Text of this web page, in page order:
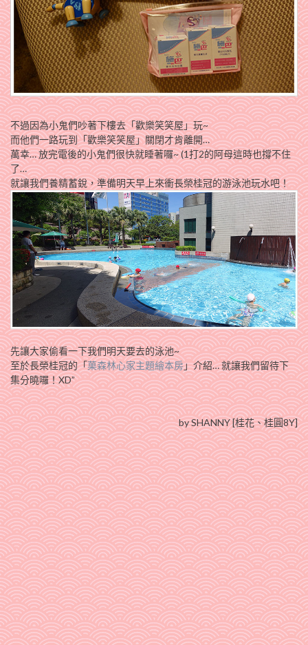
不過因為小鬼們吵著下樓去「歡樂笑笑屋」玩~
而他們一路玩到「歡樂笑笑屋」關閉才肯離開…
萬幸… 放完電後的小鬼們很快就睡著囉~ (1打2的阿母這時也撐不住
了…
就讓我們養精蓄銳，準備明天早上來衝長榮桂冠的游泳池玩水吧！
先讓大家偷看一下我們明天要去的泳池~
至於長榮桂冠的「菓森林心家主題繪本房」介紹… 就讓我們留待下
集分曉囉！XD”
by SHANNY [桂花、桂圓8Y]